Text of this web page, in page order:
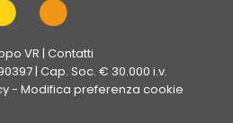
VR | Contatti
| Cap. Soc. € 30.000 i.v.
- Modifica preferenza cookie